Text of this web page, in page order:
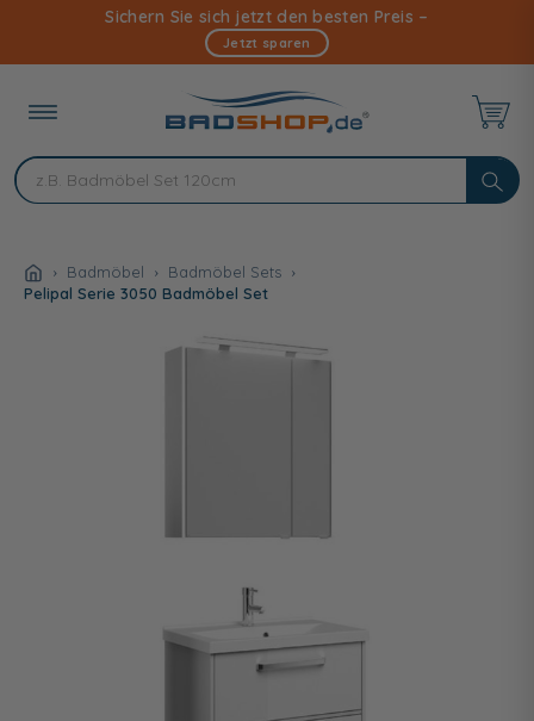
Inhalt
Sichern Sie sich jetzt den besten Preis –
Jetzt sparen
Badmöbel
Badmöbel Sets
Pelipal Serie 3050 Badmöbel Set